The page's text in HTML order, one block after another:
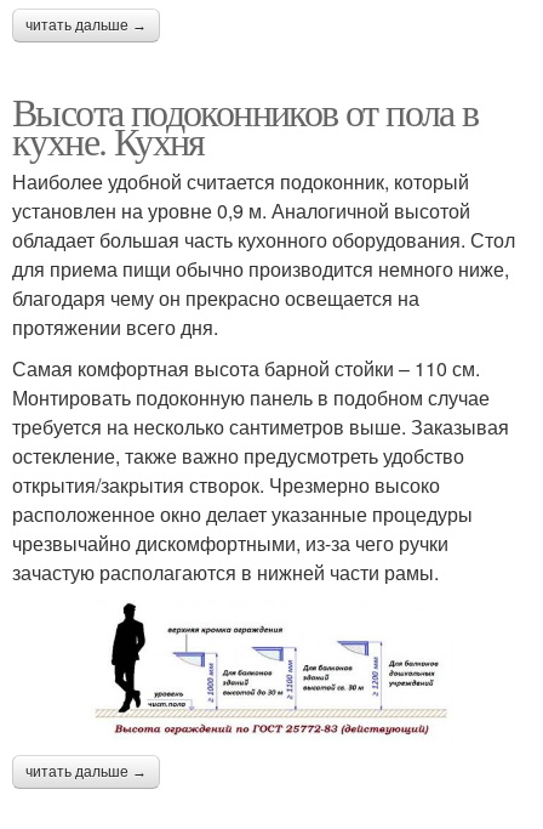
читать дальше →
Высота подоконников от пола в
кухне. Кухня
Наиболее удобной считается подоконник, который
установлен на уровне 0,9 м. Аналогичной высотой
обладает большая часть кухонного оборудования. Стол
для приема пищи обычно производится немного ниже,
благодаря чему он прекрасно освещается на
протяжении всего дня.
Самая комфортная высота барной стойки – 110 см.
Монтировать подоконную панель в подобном случае
требуется на несколько сантиметров выше. Заказывая
остекление, также важно предусмотреть удобство
открытия/закрытия створок. Чрезмерно высоко
расположенное окно делает указанные процедуры
чрезвычайно дискомфортными, из-за чего ручки
зачастую располагаются в нижней части рамы.
читать дальше →